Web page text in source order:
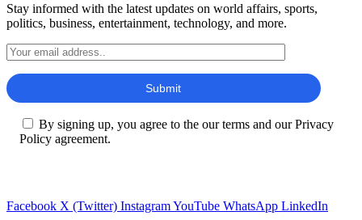
Stay informed with the latest updates on world affairs, sports,
politics, business, entertainment, technology, and more.
By signing up, you agree to the our terms and our Privacy
Policy agreement.
Facebook X (Twitter) InstagramYouTube WhatsApp LinkedIn